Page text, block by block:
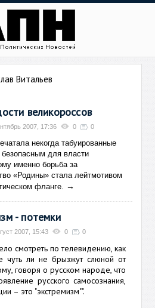
Витальев
великороссов
2007, 17:36 0 0
некогда табуированные
для власти
именно борьба за
«Родины» стала лейтмотивом
фланге. →
- потемки
2007, 15:43 0 0
смотреть по телевидению, как
чуть ли не брызжут слюной от
говоря о русском народе, что
русского самосознания,
– это "экстремизм"".